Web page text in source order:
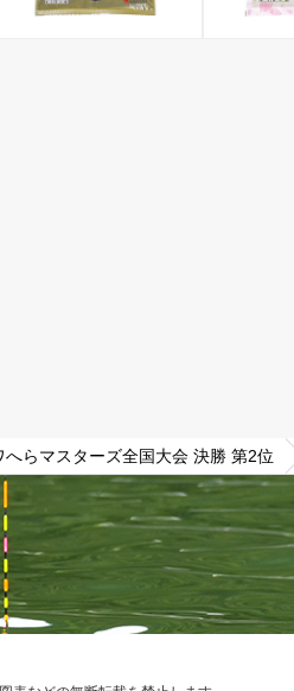
らマスターズ全国大会 決勝 第2位